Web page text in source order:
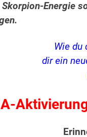
Energie
Wie du
dir ein